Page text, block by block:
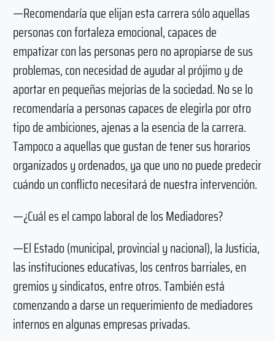
—Recomendaría que elijan esta carrera sólo aquellas
personas con fortaleza emocional, capaces de
empatizar con las personas pero no apropiarse de sus
problemas, con necesidad de ayudar al prójimo y de
aportar en pequeñas mejorías de la sociedad. No se lo
recomendaría a personas capaces de elegirla por otro
tipo de ambiciones, ajenas a la esencia de la carrera.
Tampoco a aquellas que gustan de tener sus horarios
organizados y ordenados, ya que uno no puede predecir
cuándo un conflicto necesitará de nuestra intervención.
—¿Cuál es el campo laboral de los Mediadores?
—El Estado (municipal, provincial y nacional), la Justicia,
las instituciones educativas, los centros barriales, en
gremios y sindicatos, entre otros. También está
comenzando a darse un requerimiento de mediadores
internos en algunas empresas privadas.